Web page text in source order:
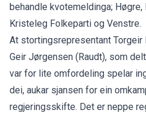
behandle kvotemeldinga;
Kristeleg Folkeparti og Venstre.
At stortingsrepresentant Torgeir
Geir Jørgensen (Raudt), som
var for lite omfordeling spelar
dei, aukar sjansen for ein
regjeringsskifte. Det er neppe